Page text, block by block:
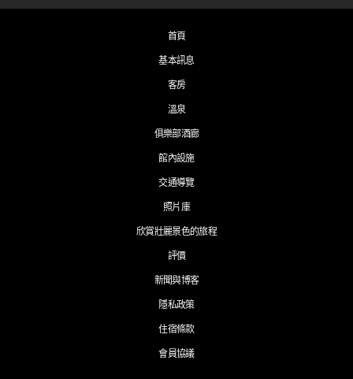
首頁
基本訊息
客房
溫泉
俱樂部酒廊
館內設施
交通導覽
照片庫
欣賞壯麗景色的旅程
評價
新聞與博客
隱私政策
住宿條款
會員協議